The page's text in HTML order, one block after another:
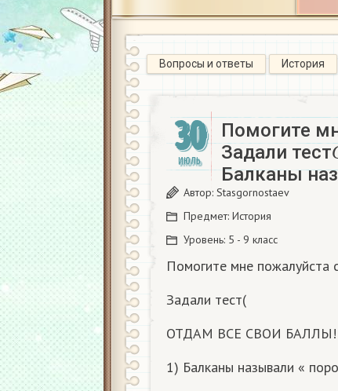
Вопросы и ответы История
30
ИЮЛЬ
Помогите
Задали тест
Балканы
Автор: Stasgornostaev
Предмет: История
Уровень: 5 - 9 класс
Помогите мне пожалуйста
Задали тест(
ОТДАМ ВСЕ СВОИ БАЛЛЫ!
1) Балканы называли «